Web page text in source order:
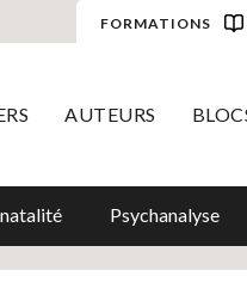
FORMATIONS
AUTEURS
Psychanalyse